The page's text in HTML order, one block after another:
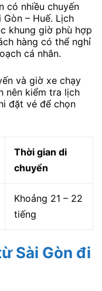
có nhiều chuyến
– Huế. Lịch
khung giờ phù hợp
hàng có thể nghỉ
cá nhân.
và giờ xe chạy
nên kiểm tra lịch
đặt vé để chọn
Thời gian di
chuyển
Khoảng 21 – 22
tiếng
Sài Gòn đi